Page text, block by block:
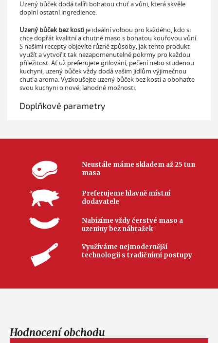
Uzený bůček dodá talíři bohatou chuť a vůni, která skvěle
doplní ostatní ingredience.
Uzený bůček bez kosti je ideální volbou pro každého, kdo si
chce dopřát kvalitní a chutné maso s bohatou kouřovou vůní.
S našimi recepty objevíte různé způsoby, jak tento produkt
využít a vytvořit tak nezapomenutelné pokrmy pro každou
příležitost. Ať už preferujete grilování, pečení nebo studenou
kuchyni, uzený bůček vždy dodá vašim jídlům výjimečnou
chuť a aroma. Vyzkoušejte uzený bůček bez kosti a obohaťte
svou kuchyni o nové, lahodné možnosti.
Doplňkové parametry
Neustále máme skladem až 25 tun
masa
Preferujeme hlavně místní
dodavatele
Nabízíme vždy čerstvé maso a
uzeniny bez náhražek
Využíváme nejmodernější
technologii s tradičními postupy
Hodnocení obchodu